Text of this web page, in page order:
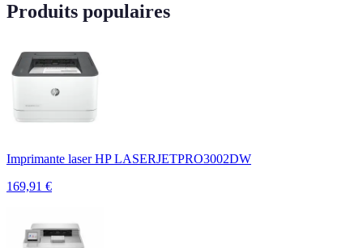
Produits populaires
Imprimante laser HP LASERJETPRO3002DW
169,91 €